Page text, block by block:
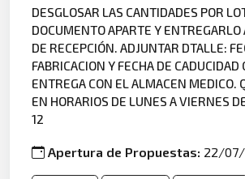
DESGLOSAR LAS CANTIDADES POR
DOCUMENTO APARTE Y ENTREGARLO
DE RECEPCIÓN. ADJUNTAR DTALLE:
FABRICACION Y FECHA DE CADUCIDAD
ENTREGA CON EL ALMACEN MEDICO.
EN HORARIOS DE LUNES A VIERNES
12
Apertura de Propuestas: 22/